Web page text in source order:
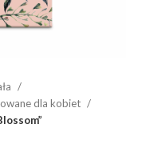
dla kobiet